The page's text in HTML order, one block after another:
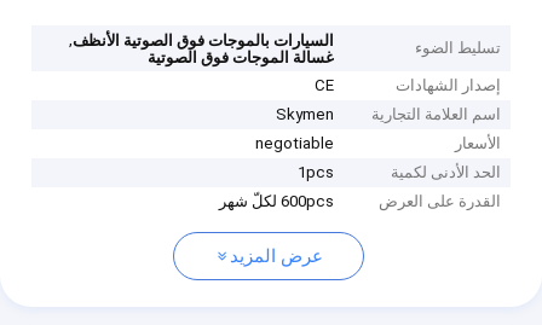
تسليط الضوء السيارات بالموجات فوق الصوتية الأنظف,
غسالة الموجات فوق الصوتية
إصدار الشهادات
CE
اسم العلامة التجارية
Skymen
الأسعار
negotiable
الحد الأدنى لكمية
1pcs
القدرة على العرض
600pcs لكلّ شهر
عرض المزيد